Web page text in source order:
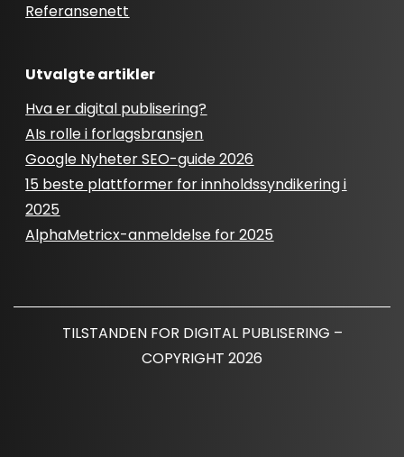
Referansenett
Utvalgte artikler
Hva er digital publisering?
AIs rolle i forlagsbransjen
Google Nyheter SEO-guide 2026
15 beste plattformer for innholdssyndikering i
2025
AlphaMetricx-anmeldelse for 2025
TILSTANDEN FOR DIGITAL PUBLISERING –
COPYRIGHT 2026